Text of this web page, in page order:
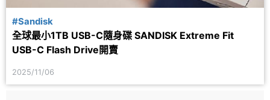
#Sandisk
全球最小1TB USB-C隨身碟 SANDISK Extreme Fit
USB-C Flash Drive開賣
2025/11/06